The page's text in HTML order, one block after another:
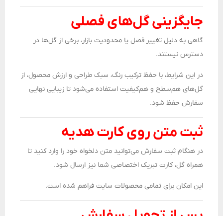
جایگزینی گل‌های فصلی
گاهی به دلیل تغییر فصل یا محدودیت بازار، برخی از گل‌ها در
دسترس نیستند.
در این شرایط، با حفظ ترکیب رنگ، سبک طراحی و ارزش محصول، از
گل‌های هم‌سطح و هم‌کیفیت استفاده می‌شود تا زیبایی نهایی
سفارش حفظ شود.
ثبت متن روی کارت هدیه
در هنگام ثبت سفارش می‌توانید متن دلخواه خود را وارد کنید تا
همراه گل، کارت تبریک اختصاصی شما نیز ارسال شود.
این امکان برای تمامی محصولات سایت فراهم شده است.